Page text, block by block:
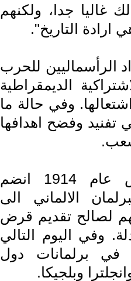
غاليا جدا، ولكنهم
التاريخ".
الرأسماليين للحرب
الديمقراطية
وفي حالة ما
تفنيد وفضح اهدافها
غير انه في الرابع من اغسطس عام 1914 انضم
الالماني الى
لصالح تقديم قرض
وفي اليوم التالي
في برلمانات دول
وبلجيكا.